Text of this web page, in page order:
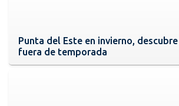
Punta del Este en invierno,
fuera de temporada